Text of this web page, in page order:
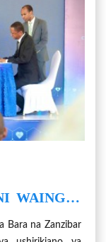
WAINGIA
Bara na Zanzibar